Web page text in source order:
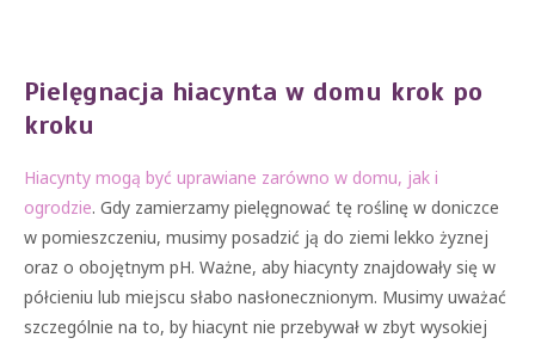
Pielęgnacja hiacynta w domu krok po
kroku
Hiacynty mogą być uprawiane zarówno w domu, jak i
ogrodzie. Gdy zamierzamy pielęgnować tę roślinę w doniczce
w pomieszczeniu, musimy posadzić ją do ziemi lekko żyznej
oraz o obojętnym pH. Ważne, aby hiacynty znajdowały się w
półcieniu lub miejscu słabo nasłonecznionym. Musimy uważać
szczególnie na to, by hiacynt nie przebywał w zbyt wysokiej